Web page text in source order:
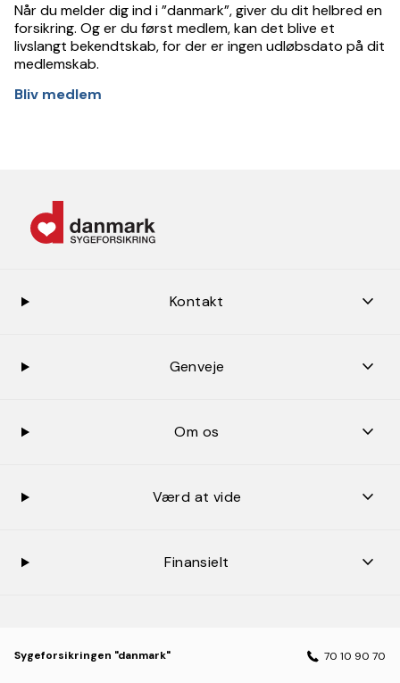
Når du melder dig ind i ”danmark”, giver du dit helbred en
forsikring. Og er du først medlem, kan det blive et
livslangt bekendtskab, for der er ingen udløbsdato på dit
medlemskab.
Bliv medlem
Kontakt
Genveje
Om os
Værd at vide
Finansielt
Sygeforsikringen "danmark" 70 10 90 70